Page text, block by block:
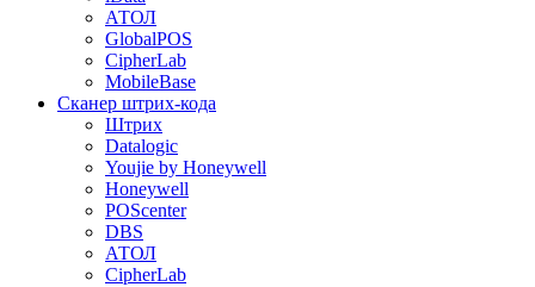
АТОЛ
GlobalPOS
CipherLab
MobileBase
Сканер штрих-кода
Штрих
Datalogic
Youjie by Honeywell
Honeywell
POScenter
DBS
АТОЛ
CipherLab